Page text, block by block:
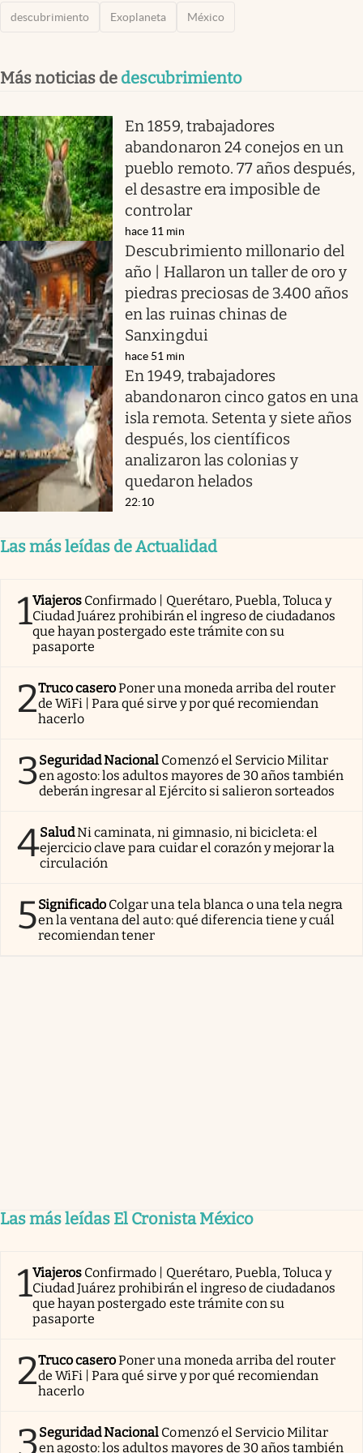
descubrimiento Exoplaneta México
Más noticias de descubrimiento
En 1859, trabajadores
abandonaron 24 conejos en un
pueblo remoto. 77 años después,
el desastre era imposible de
controlar
hace 11 min
Descubrimiento millonario del
año | Hallaron un taller de oro y
piedras preciosas de 3.400 años
en las ruinas chinas de
Sanxingdui
hace 51 min
En 1949, trabajadores
abandonaron cinco gatos en una
isla remota. Setenta y siete años
después, los científicos
analizaron las colonias y
quedaron helados
22:10
Las más leídas de Actualidad
1Viajeros Confirmado | Querétaro, Puebla, Toluca y
Ciudad Juárez prohibirán el ingreso de ciudadanos
que hayan postergado este trámite con su
pasaporte
2Truco caseroPoner una moneda arriba del router
de WiFi | Para qué sirve y por qué recomiendan
hacerlo
3Seguridad Nacional Comenzó el Servicio Militar
en agosto: los adultos mayores de 30 años también
deberán ingresar al Ejército si salieron sorteados
4SaludNi caminata, ni gimnasio, ni bicicleta: el
ejercicio clave para cuidar el corazón y mejorar la
circulación
5Significado Colgar una tela blanca o una tela negra
en la ventana del auto: qué diferencia tiene y cuál
recomiendan tener
Las más leídas El Cronista México
1Viajeros Confirmado | Querétaro, Puebla, Toluca y
Ciudad Juárez prohibirán el ingreso de ciudadanos
que hayan postergado este trámite con su
pasaporte
2Truco caseroPoner una moneda arriba del router
de WiFi | Para qué sirve y por qué recomiendan
hacerlo
3Seguridad Nacional Comenzó el Servicio Militar
en agosto: los adultos mayores de 30 años también